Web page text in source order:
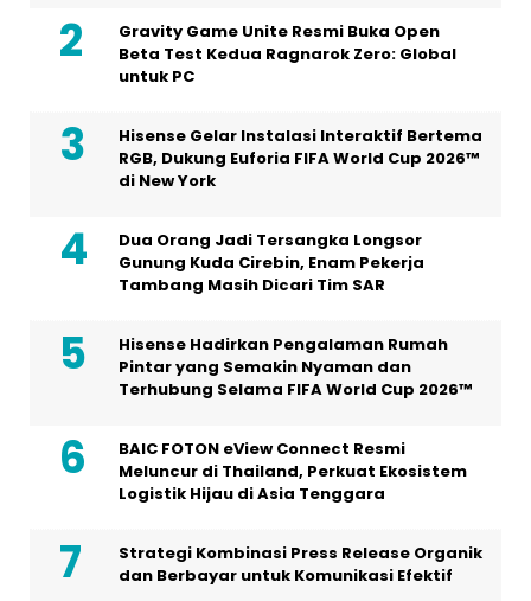
Gravity Game Unite Resmi Buka Open
Beta Test Kedua Ragnarok Zero: Global
untuk PC
Hisense Gelar Instalasi Interaktif Bertema
RGB, Dukung Euforia FIFA World Cup 2026™
di New York
Dua Orang Jadi Tersangka Longsor
Gunung Kuda Cirebin, Enam Pekerja
Tambang Masih Dicari Tim SAR
Hisense Hadirkan Pengalaman Rumah
Pintar yang Semakin Nyaman dan
Terhubung Selama FIFA World Cup 2026™
BAIC FOTON eView Connect Resmi
Meluncur di Thailand, Perkuat Ekosistem
Logistik Hijau di Asia Tenggara
Strategi Kombinasi Press Release Organik
dan Berbayar untuk Komunikasi Efektif